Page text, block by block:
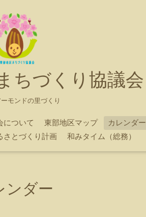
ちづくり協議会
モンドの里づくり
について 東部地区マップ カレンダー
さとづくり計画 和みタイム（総務）
ンダー